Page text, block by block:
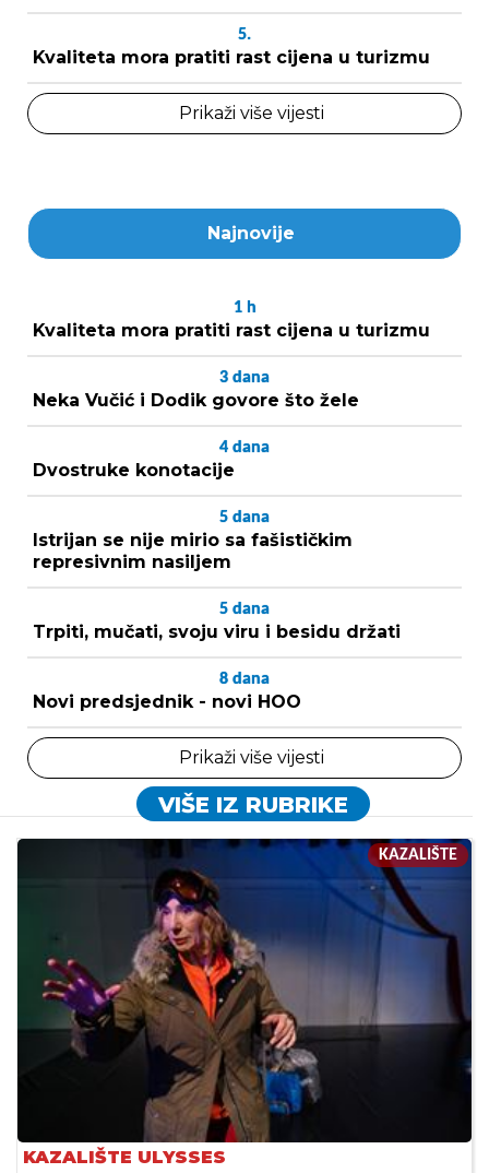
5.
Kvaliteta mora pratiti rast cijena u turizmu
Prikaži više vijesti
Najnovije
1 h
Kvaliteta mora pratiti rast cijena u turizmu
3 dana
Neka Vučić i Dodik govore što žele
4 dana
Dvostruke konotacije
5 dana
Istrijan se nije mirio sa fašističkim
represivnim nasiljem
5 dana
Trpiti, mučati, svoju viru i besidu držati
8 dana
Novi predsjednik - novi HOO
Prikaži više vijesti
VIŠE IZ RUBRIKE
KAZALIŠTE
KAZALIŠTE ULYSSES